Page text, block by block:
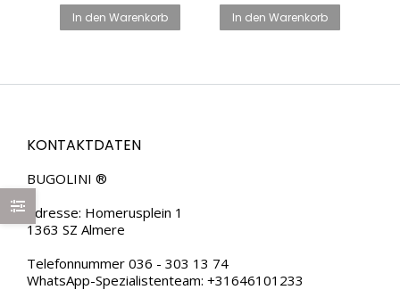
GELDBÖRSE FÜR
DAMEN UND
war:
ist:
In den Warenkorb
DAMEN UND
HERREN
war:
ist:
In den Warenkorb
KONTAKTDATEN
BUGOLINI ®
Adresse: Homerusplein 1
1363 SZ Almere
Telefonnummer 036 - 303 13 74
WhatsApp-Spezialistenteam: +31646101233